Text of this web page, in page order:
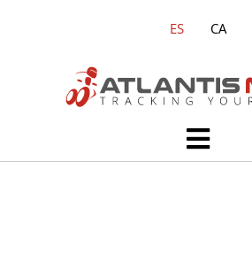
ES CA
Main
Menu